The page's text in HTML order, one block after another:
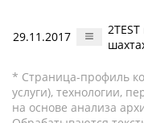
29.11.2017
* Страница-профиль
услуги), технологии,
на основе анализа